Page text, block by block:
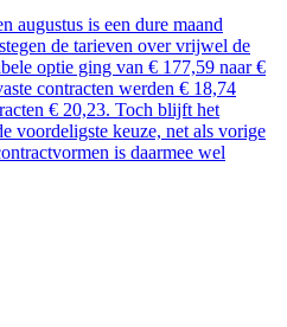
augustus is een dure maand
de tarieven over vrijwel de
optie ging van € 177,59 naar €
contracten werden € 18,74
€ 20,23. Toch blijft het
voordeligste keuze, net als vorige
is daarmee wel